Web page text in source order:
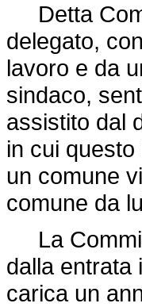
Detta
delegato,
lavoro e da
sindaco,
assistito dal
in cui
un comune
comune da
La
dalla entrata
carica un